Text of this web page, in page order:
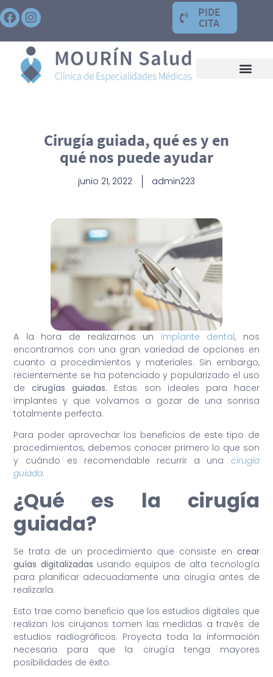
PIDE
CITA
Cirugía guiada, qué es y en
qué nos puede ayudar
junio 21, 2022 admin223
A la hora de realizarnos un implante dental, nos
encontramos con una gran variedad de opciones en
cuanto a procedimientos y materiales. Sin embargo,
recientemente se ha potenciado y popularizado el uso
decirugías guiadas. Estas son ideales para hacer
implantes y que volvamos a gozar de una sonrisa
totalmente perfecta.
Para poder aprovechar los beneficios de este tipo de
procedimientos, debemos conocer primero lo que son
y cuándo es recomendable recurrir a una cirugía
guiada.
¿Qué es la cirugía
guiada?
Se trata de un procedimiento que consiste en crear
guías digitalizadas usando equipos de alta tecnología
para planificar adecuadamente una cirugía antes de
realizarla.
Esto trae como beneficio que los estudios digitales que
realizan los cirujanos tomen las medidas a través de
estudios radiográficos. Proyecta toda la información
necesaria para que la cirugía tenga mayores
posibilidades de éxito.